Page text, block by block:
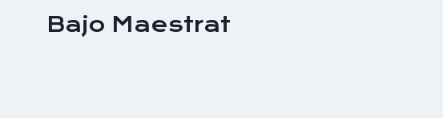
Bajo Maestrat